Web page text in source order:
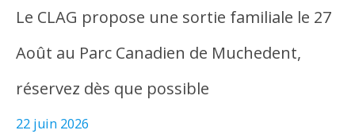
Le CLAG propose une sortie familiale le 27
Août au Parc Canadien de Muchedent,
réservez dès que possible
22 juin 2026